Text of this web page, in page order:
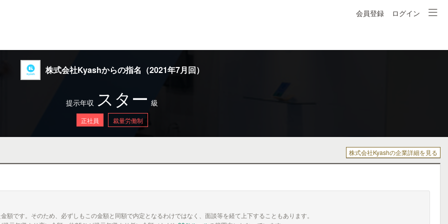
会員登録 ログイン
株式会社Kyashからの指名（2021年7月回）
提示年収 スター 級
正社員 裁量労働制
株式会社Kyashの企業詳細を見る
です。そのため、必ずしもこの金額と同額で内定となるわけではなく、面談等を経て上下することもあります。